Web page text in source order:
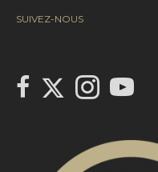
SUIVEZ-NOUS
link to Century 21 Canada's
Link to Century 21
Link to Century
link to